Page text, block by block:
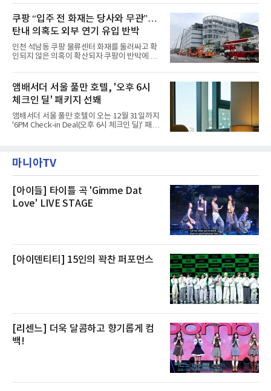
라 극장을 모티브로 한 데코레이션으로 구성됐
다. 무대 공간 및 티켓 박스
필먼트서비스(CFS)가 지난 28일부터 화재 피해
주민을 대상으로 전문 출장 청소서비스 지원에
나섬으로써 본격적인 지역사회 복구 작업이 시
작된 것이다.대피소 주민 중심 청소 접수, 첫날
부터 2가구 지원 완료CFS는 신현초등학교, 신
현북초등학교, 신현여자중학교 등 인천 서해구
관내 임시 대피소 3곳에서 체류해온 화재 피해
민들의 호응 속에 CFS는 즉시 행동에 나섰다. 지
난 28일 오후 전문 청소업체와
쿠팡 “입주 전 화재는 당사와 무관”…
탄내 의혹도 외부 연기 유입 반박
인천 석남동 쿠팡 물류센터 화재를 둘러싸고 확
인되지 않은 의혹이 확산되자 쿠팡이 반박에 나
에 대해서는 외부 화재 연기 유입이라고 설명했
고, 2023년 같은 물류센터에서 발생한 화재에
대해서도 쿠팡 입주 전 공사 과정에서 벌어진 일
이라며 선을 그었다.쿠팡은 21일 인천 물류센터
내부에서 불이 타는 냄새가 났다는 의혹과 관련
해 “사실무근”이라는 입장을 밝혔다.회사 측은
“인근에서 지난 15일 다른 회사에서 발생한 대
것으로 확인됐다”고 설명했다.이어 “정확한 화
재 원인은 추후 조사될
앰배서더 서울 풀만 호텔, '오후 6시
체크인 딜' 패키지 선봬
앰배서더 서울 풀만 호텔이 오는 12월 31일까지
'6PM Check-in Deal(오후 6시 체크인 딜)' 패키
텔 측은 “퇴근 후 또는 주말 도심 속에서 짧지만
온전한 휴식을 원하는 고객들에게 특별한 경험
제큐티브 두 가지 타입으로 구성된다. 디럭스 패
키지는 객실 1박(룸 온리)으로 심플한 호캉스를
즐길 수 있으며, 이그제큐티브 패키지는 객실 1
마니아TV
[아이들] 타이틀 곡 'Gimme Dat
Love' LIVE STAGE
[아이덴티티] 15인의 꽉찬 퍼포먼스
[리센느] 더욱 달콤하고 향기롭게 컴
백!